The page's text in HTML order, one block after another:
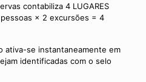
contabiliza 4 LUGARES
× 2 excursões = 4
ativa-se instantaneamente em
identificadas com o selo